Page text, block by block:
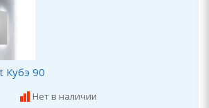
Кубэ 90
Нет в наличии